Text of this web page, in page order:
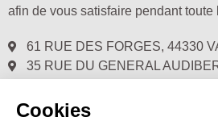
afin de vous satisfaire pendant toute
61 RUE DES FORGES, 44330
35 RUE DU GENERAL